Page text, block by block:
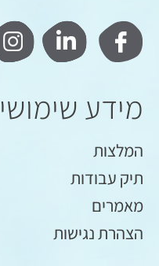
מידע שימושי
המלצות
תיק עבודות
מאמרים
הצהרת נגישות